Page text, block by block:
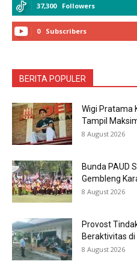
37,300 Followers
0 Subscribers
BERITA POPULER
Wigi Pratama
Tampil
8 August 2026
Bunda PAUD
Gembleng
8 August 2026
Provost
Beraktivitas
8 August 2026